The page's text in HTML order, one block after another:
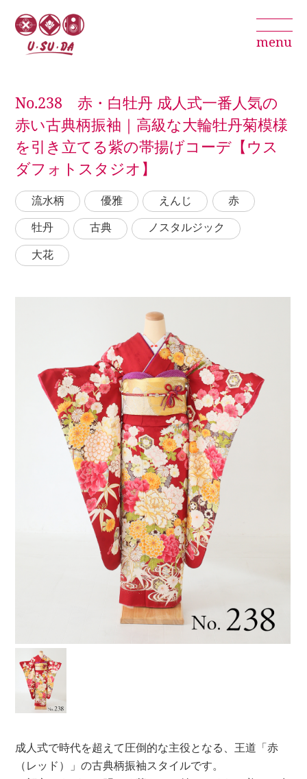
menu
No.238 赤・白牡丹 成人式一番人気の
赤い古典柄振袖｜高級な大輪牡丹菊模様
を引き立てる紫の帯揚げコーデ【ウス
ダフォトスタジオ】
流水柄 優雅 えんじ
赤
牡丹
古典
ノスタルジック
大花
成人式で時代を超えて圧倒的な主役となる、王道「赤
（レッド）」の古典柄振袖スタイルです。